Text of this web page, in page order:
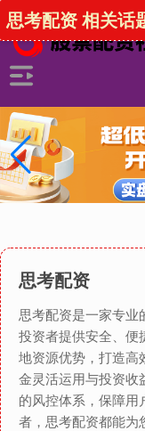
思考配资
思考配资是一家专业
投资者提供安全、便
地资源优势，打造高
金灵活运用与投资收
的风控体系，保障用
者，思考配资都能为
思考配资 相关话